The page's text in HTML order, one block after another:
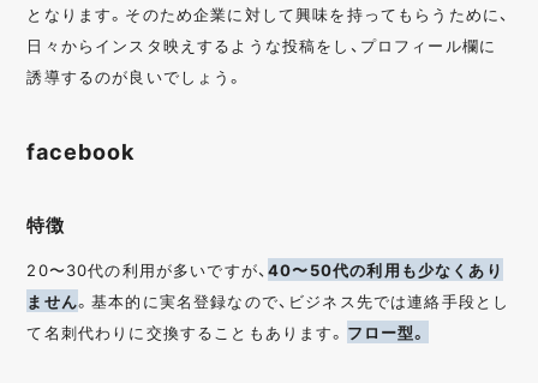
となります。そのため企業に対して興味を持ってもらうために、
日々からインスタ映えするような投稿をし、プロフィール欄に
誘導するのが良いでしょう。
facebook
特徴
20〜30代の利用が多いですが、40〜50代の利用も少なくあり
ません。基本的に実名登録なので、ビジネス先では連絡手段とし
て名刺代わりに交換することもあります。 フロー型。